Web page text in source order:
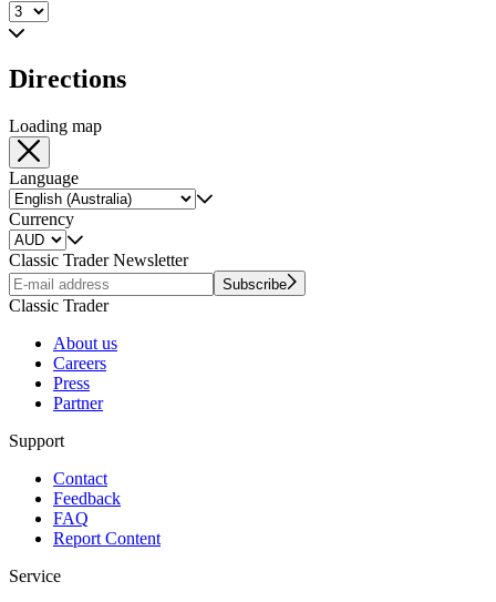
Directions
Loading map
Language
Currency
Classic Trader Newsletter
Subscribe
Classic Trader
About us
Careers
Press
Partner
Support
Contact
Feedback
FAQ
Report Content
Service